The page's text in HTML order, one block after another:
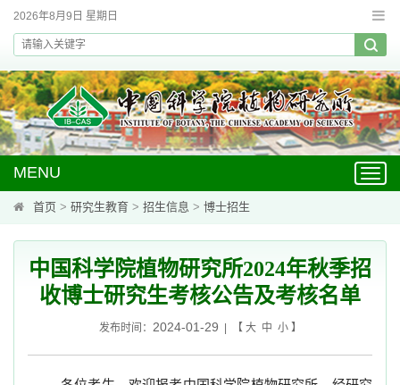
2026年8月9日 星期日
MENU
首页 > 研究生教育 > 招生信息 > 博士招生
中国科学院植物研究所2024年秋季招
收博士研究生考核公告及考核名单
发布时间： 2024-01-29 | 【 大 中 小】